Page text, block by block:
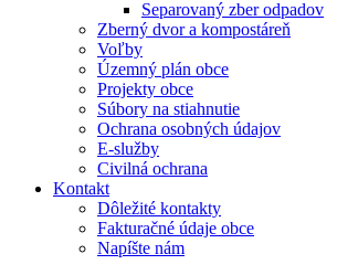
Separovaný zber odpadov
Zberný dvor a kompostáreň
Voľby
Územný plán obce
Projekty obce
Súbory na stiahnutie
Ochrana osobných údajov
E-služby
Civilná ochrana
Kontakt
Dôležité kontakty
Fakturačné údaje obce
Napíšte nám